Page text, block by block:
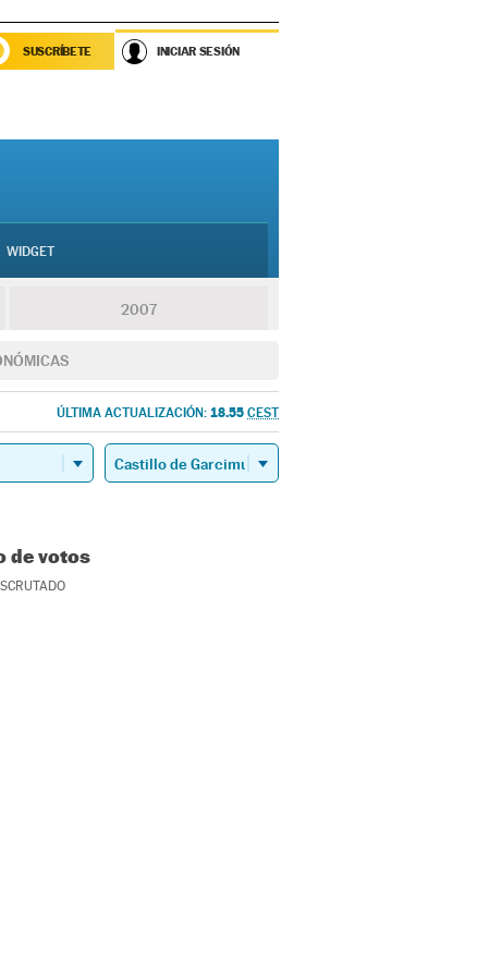
SUSCRÍBETE INICIAR SESIÓN
WIDGET
2007
ÚLTIMA ACTUALIZACIÓN: 18.55 CEST
de votos